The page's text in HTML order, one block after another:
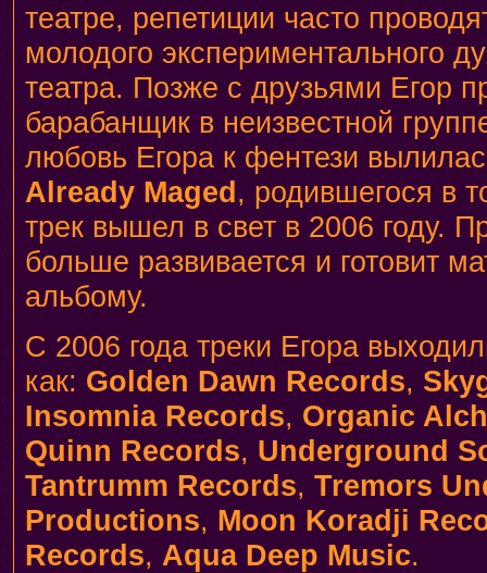
театре, репетиции часто
молодого экспериментального
театра. Позже с друзьями Егор
барабанщик в неизвестной
любовь Егора к фентези
Already Maged , родившегося в
трек вышел в свет в 2006 году.
больше развивается и готовит
альбому.
С 2006 года треки Егора
как: Golden Dawn Records,
Insomnia Records, Organic
Quinn Records, Underground
Tantrumm Records,Tremors
Productions, Moon Koradji
Records, Aqua Deep Music.